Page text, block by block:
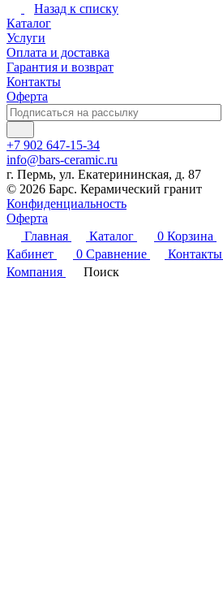
Назад к списку
Каталог
Услуги
Оплата и доставка
Гарантия и возврат
Контакты
Оферта
+7 902 647-15-34
info@bars-ceramic.ru
г. Пермь, ул. Екатерининская, д. 87
© 2026 Барс. Керамический гранит
Конфиденциальность
Оферта
Главная
Каталог 0 Корзина
Кабинет
0 Сравнение Контакты
Компания
Поиск